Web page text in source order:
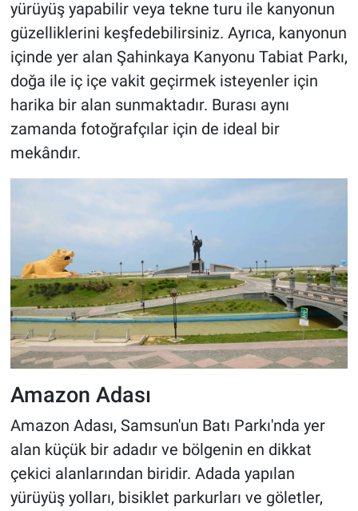
yürüyüş yapabilir veya tekne turu ile kanyonun
güzelliklerini keşfedebilirsiniz. Ayrıca, kanyonun
içinde yer alan Şahinkaya Kanyonu Tabiat Parkı,
doğa ile iç içe vakit geçirmek isteyenler için
harika bir alan sunmaktadır. Burası aynı
zamanda fotoğrafçılar için de ideal bir
mekândır.
Amazon Adası
Amazon Adası, Samsun'un Batı Parkı'nda yer
alan küçük bir adadır ve bölgenin en dikkat
çekici alanlarından biridir. Adada yapılan
yürüyüş yolları, bisiklet parkurları ve göletler,